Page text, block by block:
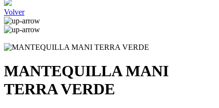
Volver
MANTEQUILLA MANI
TERRA VERDE